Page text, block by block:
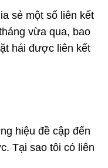
sẻ một số liên kết
vừa qua, bao
hái được liên kết
hiệu đề cập đến
Tại sao tôi có liên